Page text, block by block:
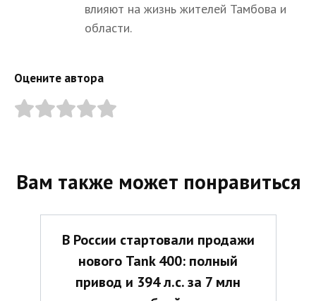
влияют на жизнь жителей Тамбова и
области.
Оцените автора
Вам также может понравиться
В России стартовали продажи
нового Tank 400: полный
привод и 394 л.с. за 7 млн